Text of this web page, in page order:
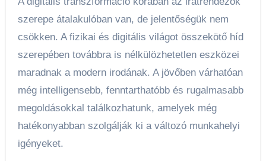
szerepe átalakulóban van, de jelentőségük nem
csökken. A fizikai és digitális világot összekötő híd
szerepében továbbra is nélkülözhetetlen eszközei
maradnak a modern irodának. A jövőben várhatóan
még intelligensebb, fenntarthatóbb és rugalmasabb
megoldásokkal találkozhatunk, amelyek még
hatékonyabban szolgálják ki a változó munkahelyi
igényeket.